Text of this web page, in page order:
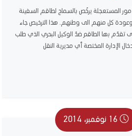
المستعجلة يرخّص بالسماح لطاقم السفينة
وعودة كل منهم الى وطنهم. هذا الترخيص جاء
بها الطاقم ضدّ الوكيل البحري الذي طلب
الإدارة المختصة أي مديرية النقل
16 نوفمبر، 2014